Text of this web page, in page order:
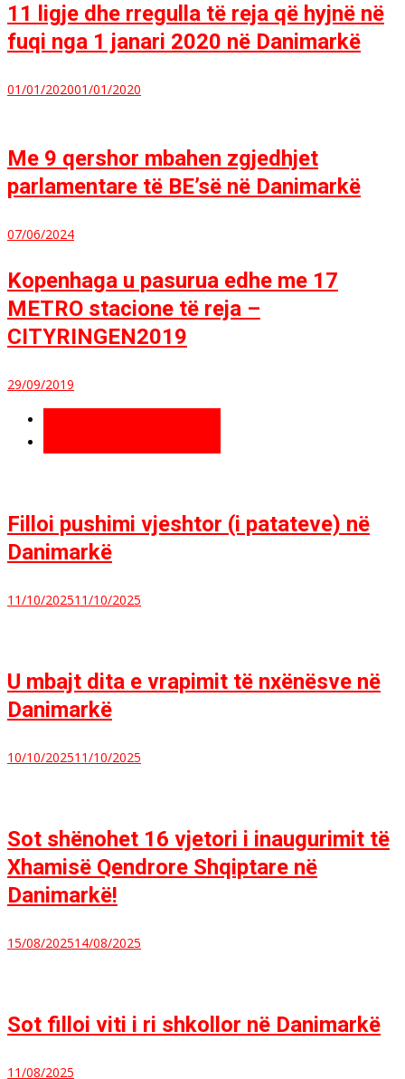
11 ligje dhe rregulla të reja që hyjnë në
fuqi nga 1 janari 2020 në Danimarkë
01/01/202001/01/2020
Me 9 qershor mbahen zgjedhjet
parlamentare të BE’së në Danimarkë
07/06/2024
Kopenhaga u pasurua edhe me 17
METRO stacione të reja –
CITYRINGEN2019
29/09/2019
Filloi pushimi vjeshtor (i patateve) në
Danimarkë
11/10/202511/10/2025
U mbajt dita e vrapimit të nxënësve në
Danimarkë
10/10/202511/10/2025
Sot shënohet 16 vjetori i inaugurimit të
Xhamisë Qendrore Shqiptare në
Danimarkë!
15/08/202514/08/2025
Sot filloi viti i ri shkollor në Danimarkë
11/08/2025